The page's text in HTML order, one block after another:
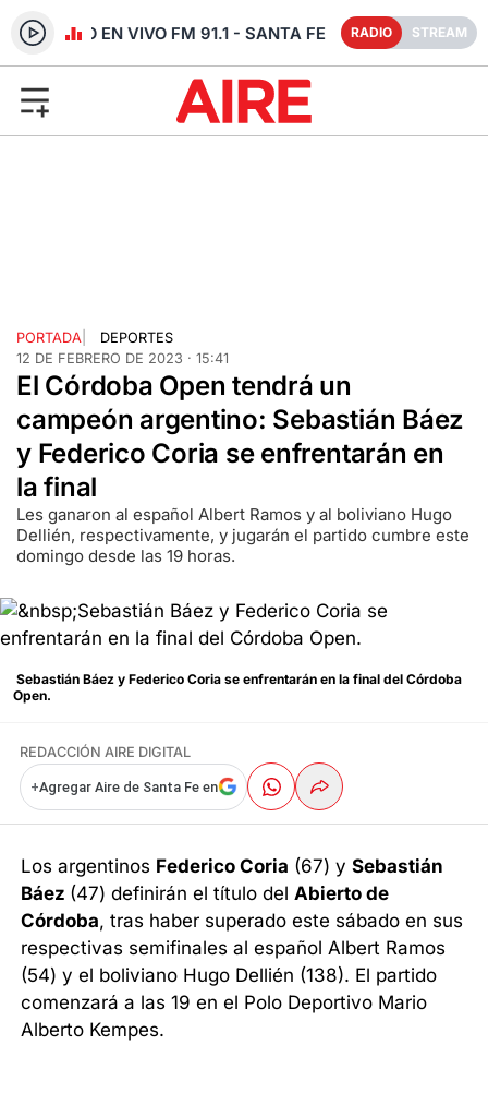
RADIO EN VIVO FM 91.1 - SANTA FE RADIO STREAM
PORTADA
DEPORTES
12 DE FEBRERO DE 2023 · 15:41
El Córdoba Open tendrá un
campeón argentino: Sebastián Báez
y Federico Coria se enfrentarán en
la final
Les ganaron al español Albert Ramos y al boliviano Hugo
Dellién, respectivamente, y jugarán el partido cumbre este
domingo desde las 19 horas.
Sebastián Báez y Federico Coria se enfrentarán en la final del Córdoba
Open.
REDACCIÓN AIRE DIGITAL
+Agregar Aire de Santa Fe en
Los argentinos Federico Coria (67) ySebastián
Báez (47) definirán el título del Abierto de
Córdoba, tras haber superado este sábado en sus
respectivas semifinales al español Albert Ramos
(54) y el boliviano Hugo Dellién (138). El partido
comenzará a las 19 en el Polo Deportivo Mario
Alberto Kempes.